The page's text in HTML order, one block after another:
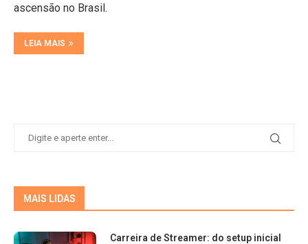
ascensão no Brasil.
LEIA MAIS
MAIS LIDAS
Carreira de Streamer: do setup inicial